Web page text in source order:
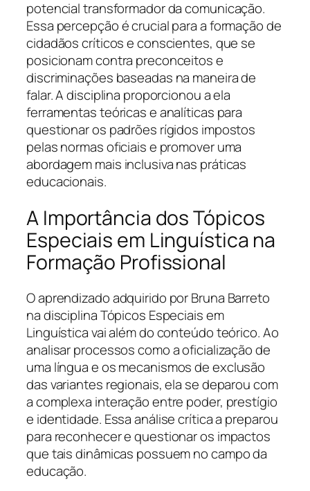
potencial transformador da comunicação.
Essa percepção é crucial para a formação de
cidadãos críticos e conscientes, que se
posicionam contra preconceitos e
discriminações baseadas na maneira de
falar. A disciplina proporcionou a ela
ferramentas teóricas e analíticas para
questionar os padrões rígidos impostos
pelas normas oficiais e promover uma
abordagem mais inclusiva nas práticas
educacionais.
A Importância dos Tópicos
Especiais em Linguística na
Formação Profissional
O aprendizado adquirido por Bruna Barreto
na disciplina Tópicos Especiais em
Linguística vai além do conteúdo teórico. Ao
analisar processos como a oficialização de
uma língua e os mecanismos de exclusão
das variantes regionais, ela se deparou com
a complexa interação entre poder, prestígio
e identidade. Essa análise crítica a preparou
para reconhecer e questionar os impactos
que tais dinâmicas possuem no campo da
educação.